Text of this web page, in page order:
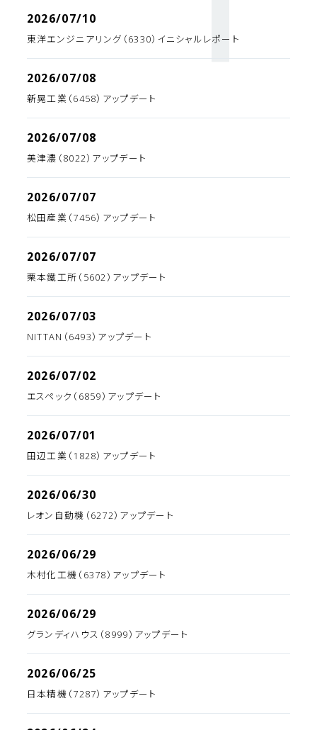
2026/07/10
東洋エンジニアリング（6330）イニシャルレポート
2026/07/08
新晃工業（6458）アップデート
2026/07/08
美津濃（8022）アップデート
2026/07/07
松田産業（7456）アップデート
2026/07/07
栗本鐵工所（5602）アップデート
2026/07/03
NITTAN（6493）アップデート
2026/07/02
エスペック（6859）アップデート
2026/07/01
田辺工業（1828）アップデート
2026/06/30
レオン自動機（6272）アップデート
2026/06/29
木村化工機（6378）アップデート
2026/06/29
グランディハウス（8999）アップデート
2026/06/25
日本精機（7287）アップデート